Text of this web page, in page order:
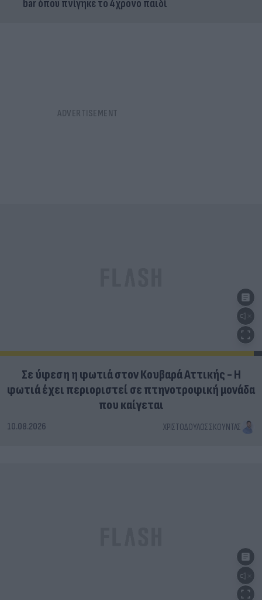
bar όπου πνίγηκε το 4χρονο παιδί
Σε ύφεση η φωτιά στον Κουβαρά Αττικής - Η
φωτιά έχει περιοριστεί σε πτηνοτροφική μονάδα
που καίγεται
10.08.2026 ΧΡΙΣΤΌΔΟΥΛΟΣ ΣΚΟΎΝΤΑΣ